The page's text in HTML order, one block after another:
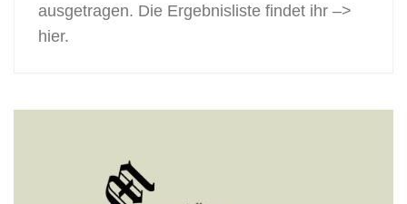
ausgetragen. Die Ergebnisliste findet ihr –>
hier.